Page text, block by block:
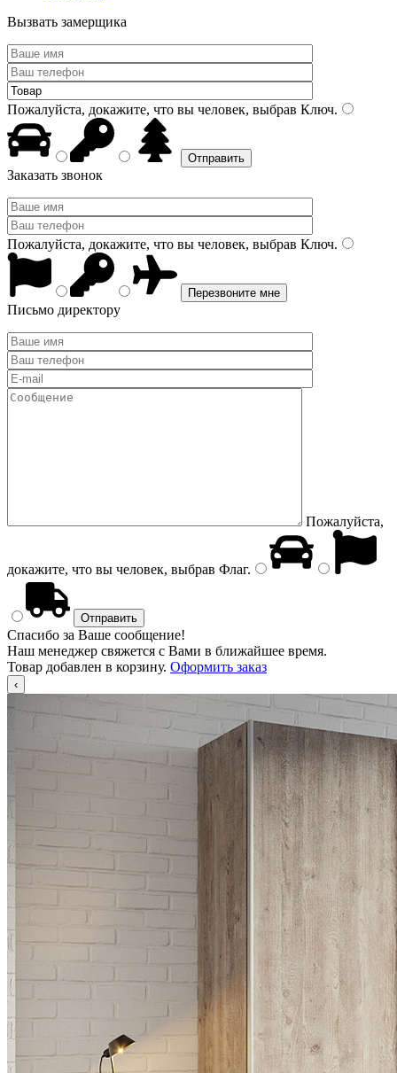
Вызвать замерщика
Пожалуйста, докажите, что вы человек, выбрав Ключ.
Заказать звонок
Пожалуйста, докажите, что вы человек, выбрав Ключ.
Письмо директору
Пожалуйста,
докажите, что вы человек, выбрав Флаг.
Спасибо за Ваше сообщение!
Наш менеджер свяжется с Вами в ближайшее время.
Товар добавлен в корзину. Оформить заказ